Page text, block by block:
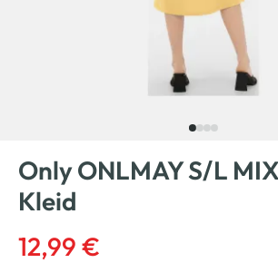
Only ONLMAY S/L
Kleid
12,99 €